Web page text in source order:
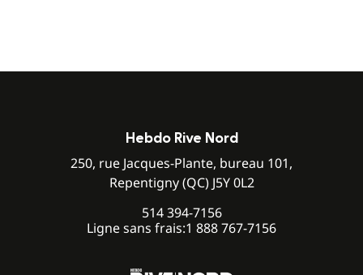
Hebdo Rive Nord
250, rue Jacques-Plante, bureau 101,
Repentigny (QC) J5Y 0L2
514 394-7156
Ligne sans frais:1 888 767-7156